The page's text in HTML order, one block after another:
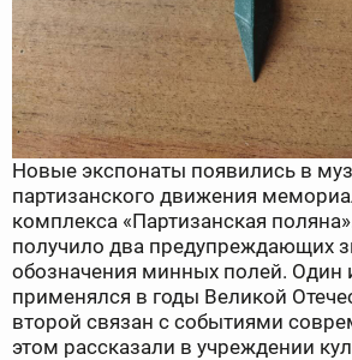
Новые экспонаты появились в
партизанского движения
комплекса «Партизанская
получило два предупреждающих
обозначения минных полей. Один
применялся в годы Великой
второй связан с событиями
этом рассказали в учреждении